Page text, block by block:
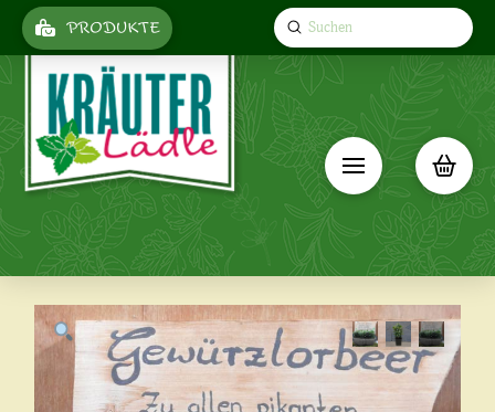
PRODUKTE Search
Submit